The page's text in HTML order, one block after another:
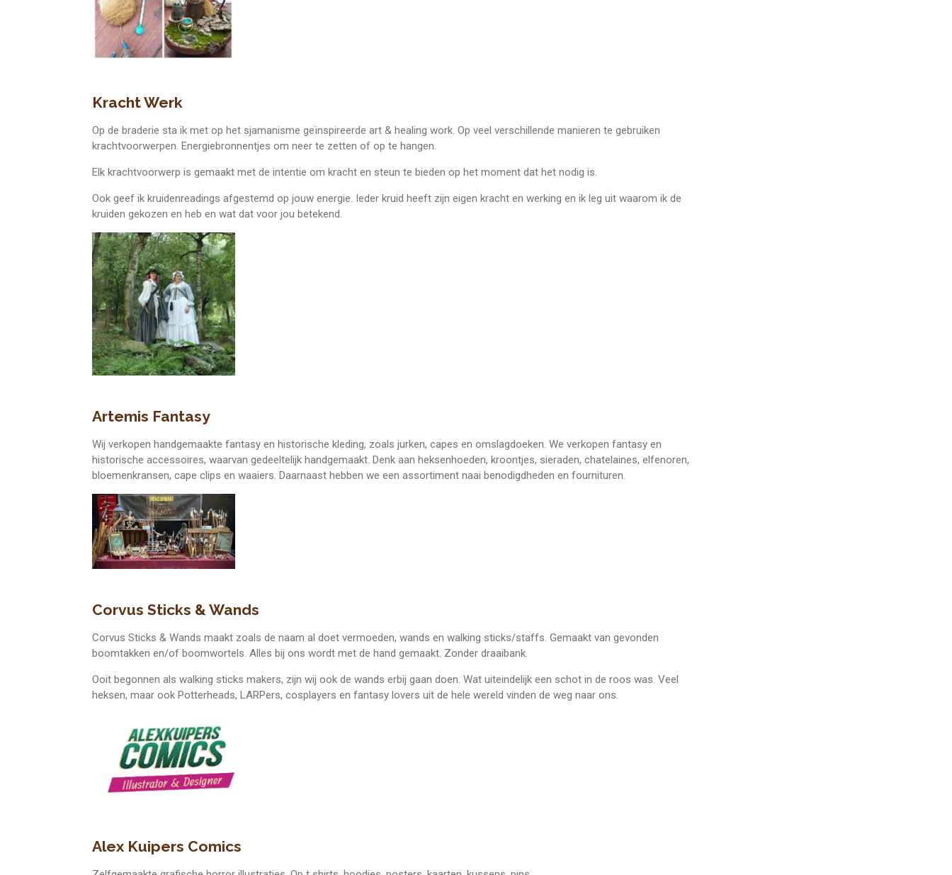
Kracht Werk
Op de braderie sta ik met op het sjamanisme geïnspireerde art & healing work. Op veel verschillende manieren te gebruiken
krachtvoorwerpen. Energiebronnentjes om neer te zetten of op te hangen.
Elk krachtvoorwerp is gemaakt met de intentie om kracht en steun te bieden op het moment dat het nodig is.
Ook geef ik kruidenreadings afgestemd op jouw energie. Ieder kruid heeft zijn eigen kracht en werking en ik leg uit waarom ik de
kruiden gekozen en heb en wat dat voor jou betekend.
Artemis Fantasy
Wij verkopen handgemaakte fantasy en historische kleding, zoals jurken, capes en omslagdoeken. We verkopen fantasy en
historische accessoires, waarvan gedeeltelijk handgemaakt. Denk aan heksenhoeden, kroontjes, sieraden, chatelaines, elfenoren,
bloemenkransen, cape clips en waaiers. Daarnaast hebben we een assortiment naai benodigdheden en fournituren.
Corvus Sticks & Wands
Corvus Sticks & Wands maakt zoals de naam al doet vermoeden, wands en walking sticks/staffs. Gemaakt van gevonden
boomtakken en/of boomwortels. Alles bij ons wordt met de hand gemaakt. Zonder draaibank.
Ooit begonnen als walking sticks makers, zijn wij ook de wands erbij gaan doen. Wat uiteindelijk een schot in de roos was. Veel
heksen, maar ook Potterheads, LARPers, cosplayers en fantasy lovers uit de hele wereld vinden de weg naar ons.
Alex Kuipers Comics